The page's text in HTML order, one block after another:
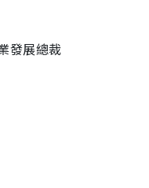
發展總裁